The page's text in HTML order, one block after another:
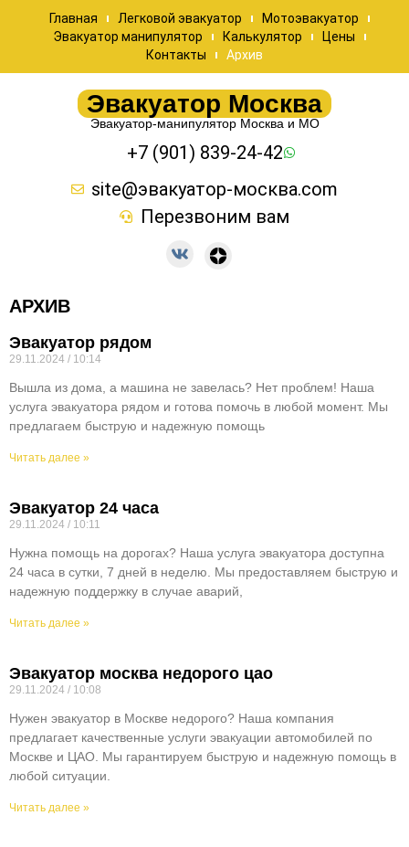
Главная Легковой эвакуатор
Мотоэвакуатор
Эвакуатор манипулятор
Калькулятор
Цены
Контакты
Архив
Эвакуатор Москва
Эвакуатор-манипулятор Москва и МО
+7 (901) 839-24-42
site@эвакуатор-москва.com
Перезвоним вам
АРХИВ
Эвакуатор рядом
29.11.2024 10:14
Вышла из дома, а машина не завелась? Нет проблем! Наша
услуга эвакуатора рядом и готова помочь в любой момент. Мы
предлагаем быструю и надежную помощь
Читать далее »
Эвакуатор 24 часа
29.11.2024 10:11
Нужна помощь на дорогах? Наша услуга эвакуатора доступна
24 часа в сутки, 7 дней в неделю. Мы предоставляем быструю и
надежную поддержку в случае аварий,
Читать далее »
Эвакуатор москва недорого цао
29.11.2024 10:08
Нужен эвакуатор в Москве недорого? Наша компания
предлагает качественные услуги эвакуации автомобилей по
Москве и ЦАО. Мы гарантируем быструю и надежную помощь в
любой ситуации.
Читать далее »